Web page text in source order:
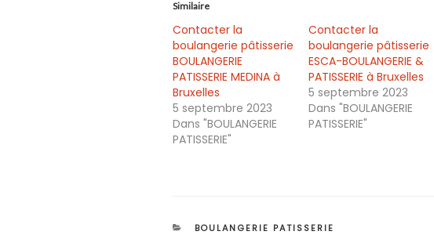
Similaire
Contacter la
boulangerie pâtisserie
BOULANGERIE
PATISSERIE MEDINA à
Bruxelles
5 septembre 2023
Dans "BOULANGERIE
PATISSERIE"
Contacter la
boulangerie pâtisserie
ESCA-BOULANGERIE &
PATISSERIE à Bruxelles
5 septembre 2023
Dans "BOULANGERIE
PATISSERIE"
CATÉGORIES
BOULANGERIE PATISSERIE